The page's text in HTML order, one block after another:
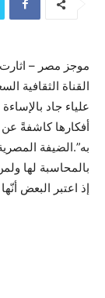
موجز مصر – اثارت
القناة الثقافية
علياء جاد
أفكارها كاشفةً عن
به”.الضيفة
بالمحاسبة لها
إذ اعتبر البعض